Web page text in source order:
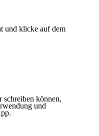
und klicke auf dem
können,
und